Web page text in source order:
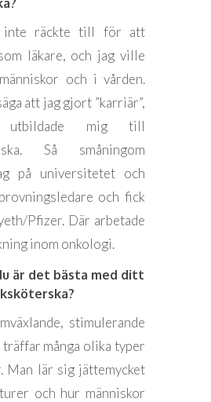
inte räckte till för att
läkare, och jag ville
och i vården.
att jag gjort ”karriär”,
mig till
Så småningom
på universitetet och
och fick
Pfizer. Där arbetade
inom onkologi.
är det bästa med ditt
stimulerande
träffar många olika typer
Man lär sig jättemycket
och hur människor